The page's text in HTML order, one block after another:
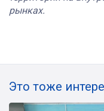
рынках.
Это тоже